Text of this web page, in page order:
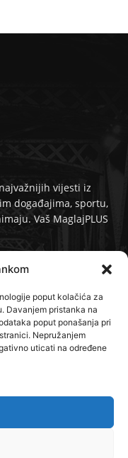
poput kolačića za
Davanjem pristanka na
poput ponašanja pri
Nepružanjem
uticati na određene
vijesti iz
događajima, sportu,
Vaš MaglajPLUS